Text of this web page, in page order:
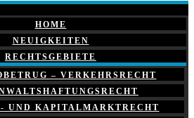
HOME
NEUIGKEITEN
RECHTSGEBIETE
– VERKEHRSRECHT
UND KAPITALMARKTRECHT